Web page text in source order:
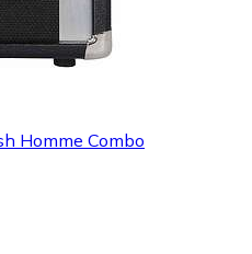
Homme Combo